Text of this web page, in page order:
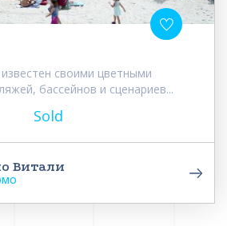
своими цветными
бассейнов и сценариев...
Sold
Витали